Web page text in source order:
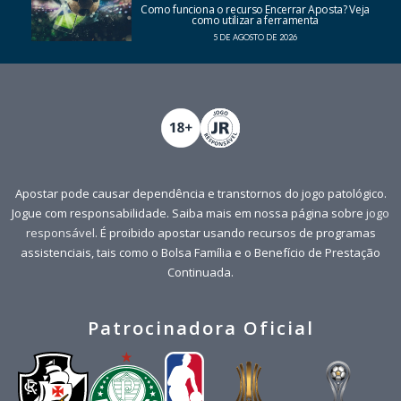
Como funciona o recurso Encerrar Aposta? Veja
como utilizar a ferramenta
5 DE AGOSTO DE 2026
Apostar pode causar dependência e transtornos do jogo patológico.
Jogue com responsabilidade. Saiba mais em nossa página sobre jogo
responsável. É proibido apostar usando recursos de programas
assistenciais, tais como o Bolsa Família e o Benefício de Prestação
Continuada.
Patrocinadora Oficial